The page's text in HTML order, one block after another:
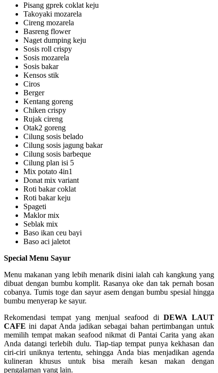
Pisang gprek coklat keju
Takoyaki mozarela
Cireng mozarela
Basreng flower
Naget dumping keju
Sosis roll crispy
Sosis mozarela
Sosis bakar
Kensos stik
Ciros
Berger
Kentang goreng
Chiken crispy
Rujak cireng
Otak2 goreng
Cilung sosis belado
Cilung sosis jagung bakar
Cilung sosis barbeque
Cilung plan isi 5
Mix potato 4in1
Donat mix variant
Roti bakar coklat
Roti bakar keju
Spageti
Maklor mix
Seblak mix
Baso ikan ceu bayi
Baso aci jaletot
Special Menu Sayur
Menu makanan yang lebih menarik disini ialah cah kangkung yang
dibuat dengan bumbu komplit. Rasanya oke dan tak pernah bosan
cobanya. Tumis toge dan sayur asem dengan bumbu spesial hingga
bumbu menyerap ke sayur.
Rekomendasi tempat yang menjual seafood diDEWA LAUT
CAFEini dapat Anda jadikan sebagai bahan pertimbangan untuk
memilih tempat makan seafood nikmat di Pantai Carita yang akan
Anda datangi terlebih dulu. Tiap-tiap tempat punya kekhasan dan
ciri-ciri uniknya tertentu, sehingga Anda bias menjadikan agenda
kulineran khusus untuk bisa meraih kesan makan dengan
pengalaman yang lain.